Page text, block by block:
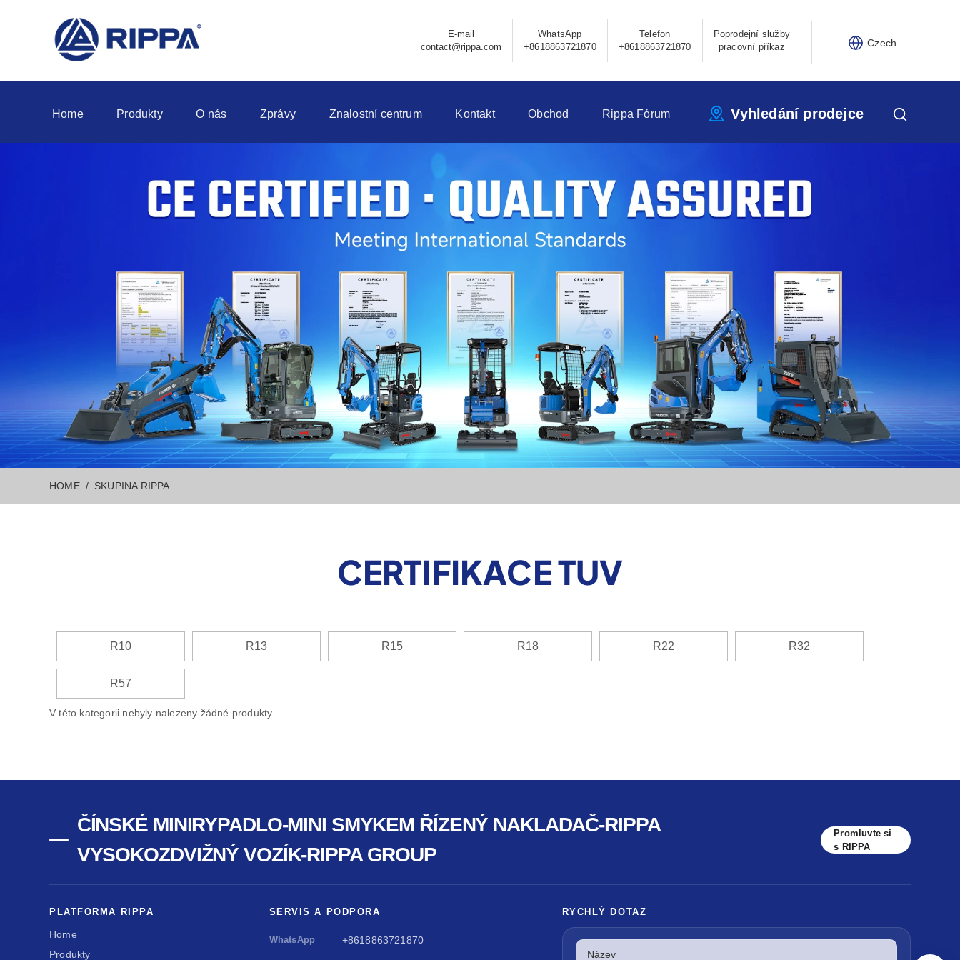
E-mail
contact@rippa.com
WhatsApp
+8618863721870
Telefon
+8618863721870
Poprodejní služby
pracovní příkaz
Czech
Home Produkty O nás Zprávy Znalostní centrum Kontakt Obchod Rippa Fórum Vyhledání prodejce
HOME SKUPINA RIPPA
CERTIFIKACE TUV
R10 R13 R15 R18 R22 R32
R57
V této kategorii nebyly nalezeny žádné produkty.
ČÍNSKÉ MINIRYPADLO-MINI SMYKEM ŘÍZENÝ NAKLADAČ-RIPPA
VYSOKOZDVIŽNÝ VOZÍK-RIPPA GROUP
Promluvte si
s RIPPA
PLATFORMA RIPPA
Home
Produkty
SERVIS A PODPORA
WhatsApp +8618863721870
RYCHLÝ DOTAZ